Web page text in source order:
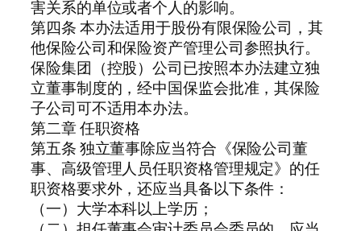
害关系的单位或者个人的影响。
第四条 本办法适用于股份有限保险公司，其
他保险公司和保险资产管理公司参照执行。
保险集团（控股）公司已按照本办法建立独
立董事制度的，经中国保监会批准，其保险
子公司可不适用本办法。
第二章 任职资格
第五条 独立董事除应当符合《保险公司董
事、高级管理人员任职资格管理规定》的任
职资格要求外，还应当具备以下条件：
（一）大学本科以上学历；